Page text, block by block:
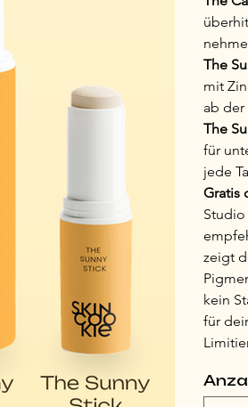
The
mit
ab der
The
für
jede
Gratis
zeigt
kein
für